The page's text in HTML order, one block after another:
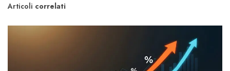
Articoli correlati